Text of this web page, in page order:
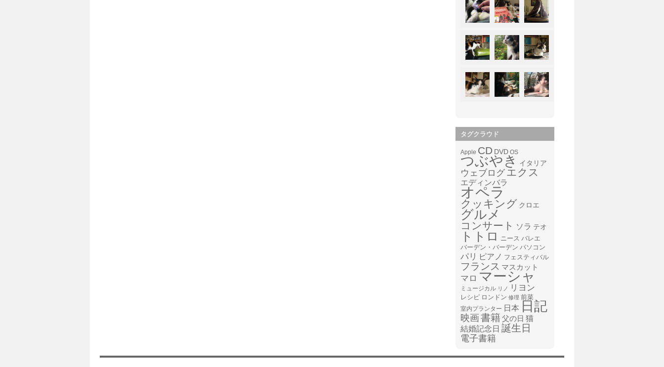
タグクラウド
Apple CD DVD OS
つぶやき イタリア
ウェブログ エクス
エディンバラ
オペラ
クッキング クロエ
グルメ
コンサート ソラ テオ
トトロ ニース バレエ
バーデン・バーデン パソコン
パリ ピアノ フェスティバル
フランス マスカット
マロ マーシャ
ミュージカル リノ リヨン
レシピ ロンドン 修理 前菜
室内プランター 日本 日記
映画書籍 父の日 猫
結婚記念日 誕生日
電子書籍